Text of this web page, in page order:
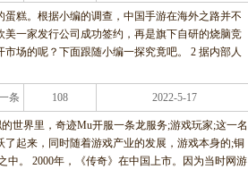
糕。根据小编的调查，中国手游在海外之路并不
一家发行公司成功签约，再是旗下自研的烧脑竞
场的呢？下面跟随小编一探究竟吧。 2 据内部人
条 108 2022-5-17
世界里，奇迹Mu开服一条龙服务;游戏玩家;这一名
起来，同时随着游戏产业的发展，游戏本身的;铜
。 2000年，《传奇》在中国上市。因为当时网游